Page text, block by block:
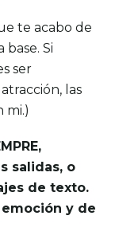
te acabo de
Si
ser
las
mi.)
salidas, o
de texto.
y de